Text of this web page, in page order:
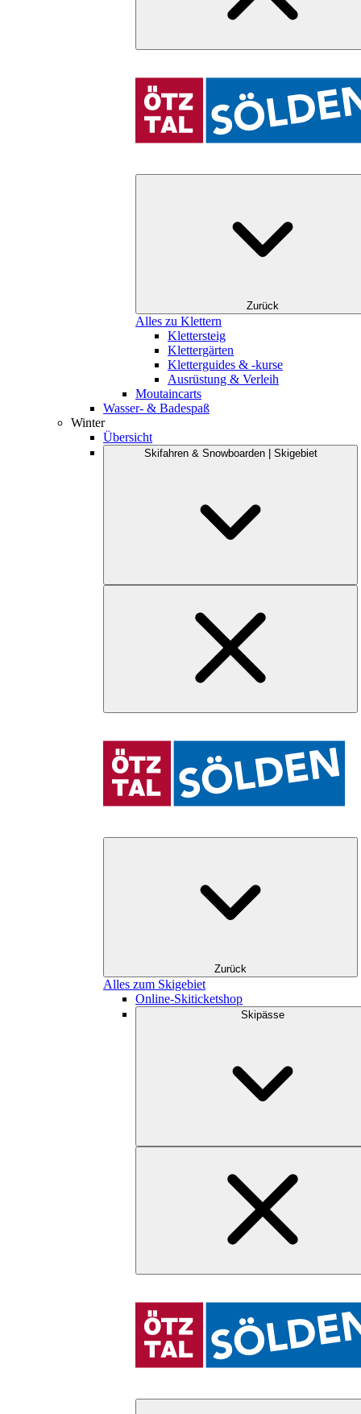
Zurück
Alles zu Klettern
Klettersteig
Klettergärten
Kletterguides & -kurse
Ausrüstung & Verleih
Moutaincarts
Wasser- & Badespaß
Winter
Übersicht
Skifahren & Snowboarden | Skigebiet
Zurück
Alles zum Skigebiet
Online-Skiticketshop
Skipässe